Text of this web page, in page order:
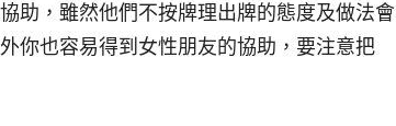
助，雖然他們不按牌理出牌的態度及做法會
你也容易得到女性朋友的協助，要注意把